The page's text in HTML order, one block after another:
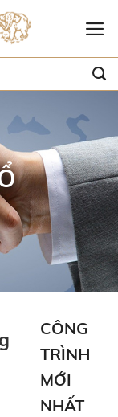
CÔNG
TRÌNH
MỚI
NHẤT